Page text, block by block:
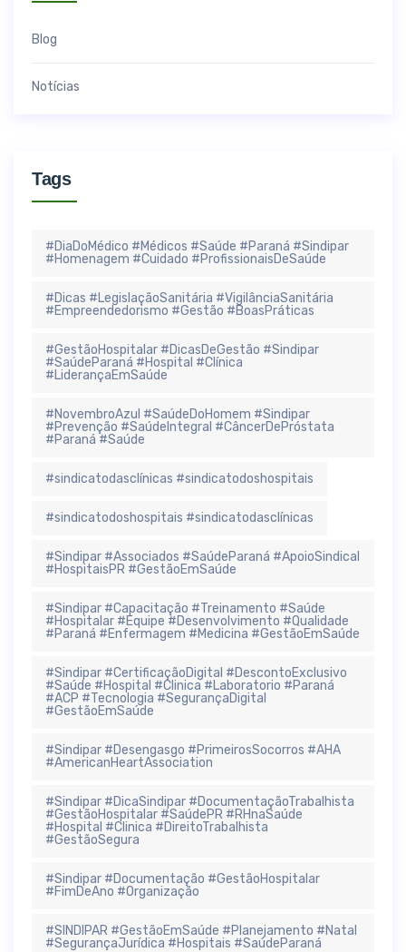
Blog
Notícias
Tags
#DiaDoMédico #Médicos #Saúde #Paraná #Sindipar
#Homenagem #Cuidado #ProfissionaisDeSaúde
#Dicas #LegislaçãoSanitária #VigilânciaSanitária
#Empreendedorismo #Gestão #BoasPráticas
#GestãoHospitalar #DicasDeGestão #Sindipar
#SaúdeParaná #Hospital #Clínica
#LiderançaEmSaúde
#NovembroAzul #SaúdeDoHomem #Sindipar
#Prevenção #SaúdeIntegral #CâncerDePróstata
#Paraná #Saúde
#sindicatodasclínicas #sindicatodoshospitais
#sindicatodoshospitais #sindicatodasclínicas
#Sindipar #Associados #SaúdeParaná #ApoioSindical
#HospitaisPR #GestãoEmSaúde
#Sindipar #Capacitação #Treinamento #Saúde
#Hospitalar #Equipe #Desenvolvimento #Qualidade
#Paraná #Enfermagem #Medicina #GestãoEmSaúde
#Sindipar #CertificaçãoDigital #DescontoExclusivo
#Saúde #Hospital #Clinica #Laboratorio #Paraná
#ACP #Tecnologia #SegurançaDigital
#GestãoEmSaúde
#Sindipar #Desengasgo #PrimeirosSocorros #AHA
#AmericanHeartAssociation
#Sindipar #DicaSindipar #DocumentaçãoTrabalhista
#GestãoHospitalar #SaúdePR #RHnaSaúde
#Hospital #Clinica #DireitoTrabalhista
#GestãoSegura
#Sindipar #Documentação #GestãoHospitalar
#FimDeAno #Organização
#SINDIPAR #GestãoEmSaúde #Planejamento #Natal
#SegurançaJurídica #Hospitais #SaúdeParaná